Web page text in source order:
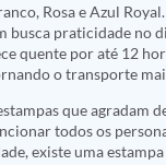
Rosa e Azul
busca praticidade no
quente por até 12
o transporte
que agradam
todos os
existe uma